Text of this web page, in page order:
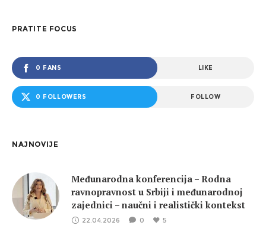
PRATITE FOCUS
0 FANS LIKE
0 FOLLOWERS FOLLOW
NAJNOVIJE
Međunarodna konferencija – Rodna
ravnopravnost u Srbiji i međunarodnoj
zajednici – naučni i realistički kontekst
22.04.2026 0 5